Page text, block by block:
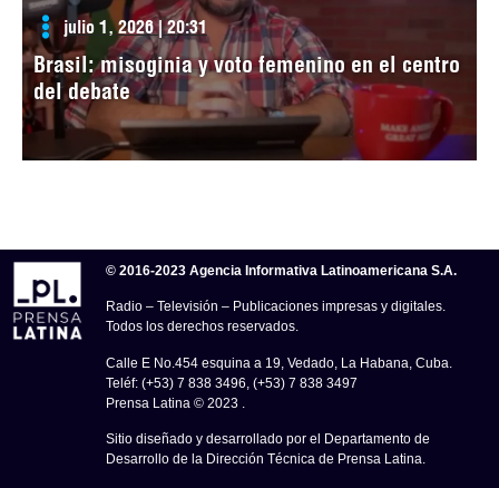
julio 1, 2026 | 20:31
Brasil: misoginia y voto femenino en el centro
del debate
© 2016-2023 Agencia Informativa Latinoamericana S.A.
Radio – Televisión – Publicaciones impresas y digitales.
Todos los derechos reservados.
Calle E No.454 esquina a 19, Vedado, La Habana, Cuba.
Teléf: (+53) 7 838 3496, (+53) 7 838 3497
Prensa Latina © 2023 .
Sitio diseñado y desarrollado por el Departamento de
Desarrollo de la Dirección Técnica de Prensa Latina.